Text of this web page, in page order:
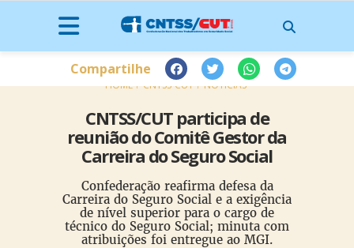
HOME CNTSS-CUT NOTÍCIAS
CNTSS/CUT participa de
reunião do Comitê Gestor da
Carreira do Seguro Social
Confederação reafirma defesa da
Carreira do Seguro Social e a exigência
de nível superior para o cargo de
técnico do Seguro Social; minuta com
atribuições foi entregue ao MGI.
Compartilhe